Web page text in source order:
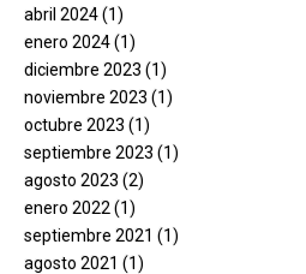
abril 2024(1)
enero 2024(1)
diciembre 2023 (1)
noviembre 2023 (1)
octubre 2023 (1)
septiembre 2023 (1)
agosto 2023 (2)
enero 2022 (1)
septiembre 2021 (1)
agosto 2021 (1)